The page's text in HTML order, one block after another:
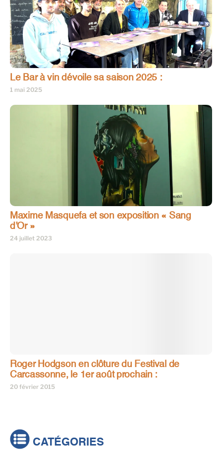
Le Bar à vin dévoile sa saison 2025 :
1 mai 2025
Maxime Masquefa et son exposition « Sang
d’Or »
24 juillet 2023
Roger Hodgson en clôture du Festival de
Carcassonne, le 1er août prochain :
20 février 2015
CATÉGORIES